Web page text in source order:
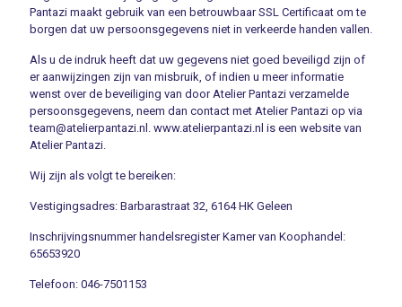
Pantazi maakt gebruik van een betrouwbaar SSL Certificaat om te
borgen dat uw persoonsgegevens niet in verkeerde handen vallen.
Als u de indruk heeft dat uw gegevens niet goed beveiligd zijn of
er aanwijzingen zijn van misbruik, of indien u meer informatie
wenst over de beveiliging van door Atelier Pantazi verzamelde
persoonsgegevens, neem dan contact met Atelier Pantazi op via
team@atelierpantazi.nl. www.atelierpantazi.nl is een website van
Atelier Pantazi.
Wij zijn als volgt te bereiken:
Vestigingsadres: Barbarastraat 32, 6164 HK Geleen
Inschrijvingsnummer handelsregister Kamer van Koophandel:
65653920
Telefoon: 046-7501153